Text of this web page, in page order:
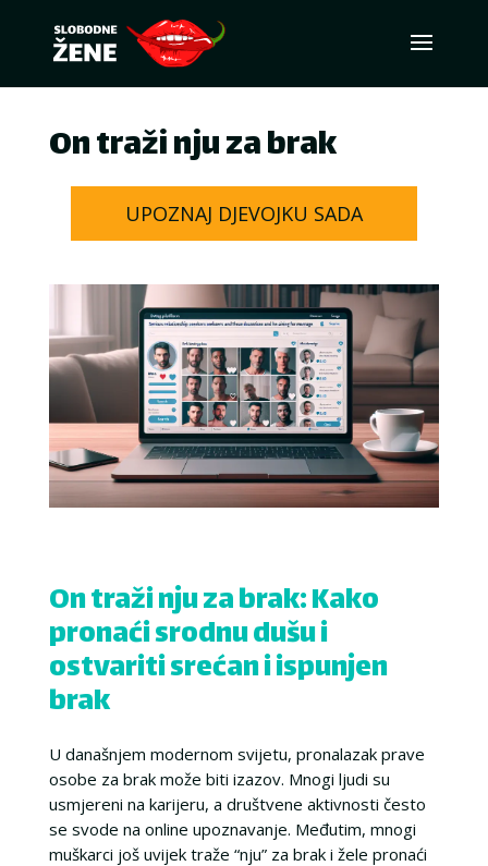
On traži nju za brak
UPOZNAJ DJEVOJKU SADA
On traži nju za brak: Kako
pronaći srodnu dušu i
ostvariti srećan i ispunjen
brak
U današnjem modernom svijetu, pronalazak prave
osobe za brak može biti izazov. Mnogi ljudi su
usmjereni na karijeru, a društvene aktivnosti često
se svode na online upoznavanje. Međutim, mnogi
muškarci još uvijek traže “nju” za brak i žele pronaći